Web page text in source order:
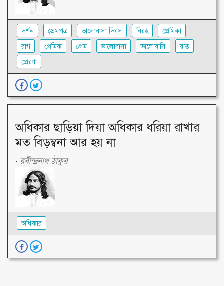
দর্শন প্রেমপত্র ভালোবাসা দিবস বিরহ
প্রেমিকা
রাগ
প্রেমিক প্রেম ভালোবাসা ভালোবাসি
রাত
প্রেরণা
অধিকার ছাড়িয়া দিয়া অধিকার ধরিয়া রাখার
মত বিড়ম্বনা আর হয় না
- রবীন্দ্রনাথ ঠাকুর
অধিকার